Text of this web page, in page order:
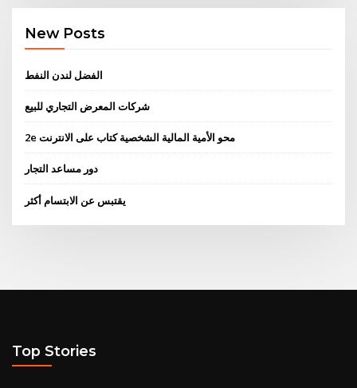
New Posts
الفضل لندن النفط
شركات المعرض التجاري للبيع
2e محو الأمية المالية الشخصية كتاب على الانترنت
دور مساعد التجار
يقتبس عن الابتسام أكثر
Top Stories